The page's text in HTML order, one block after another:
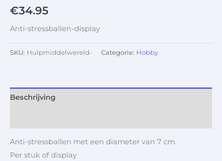
€34.95
Anti-stressballen-display
SKU: Hulpmiddelwereld- Categorie: Hobby
Beschrijving
Anti-stressballen met een diameter van 7 cm.
Per stuk of display